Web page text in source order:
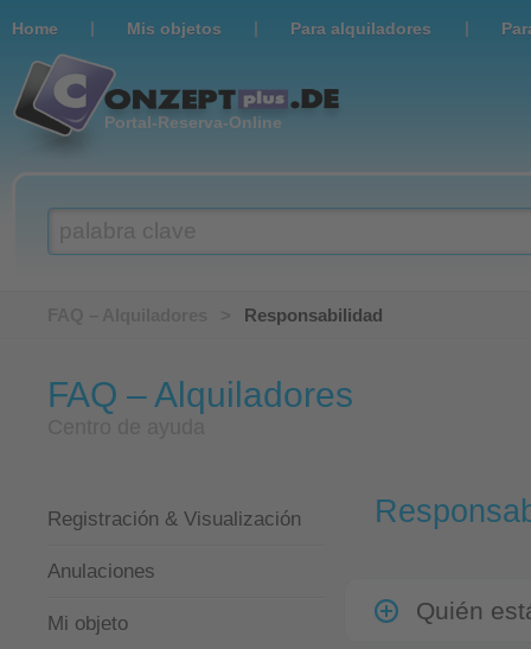
Home | Мis objetos | Para alquiladores |
Portal-Reserva-Online
Responsabilidad
FAQ – Alquiladores
Registración & Visualización
Anulaciones
Mi objeto Quién